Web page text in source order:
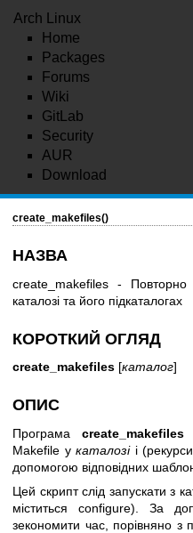
Arch Linux
Home
Packages
Forums
Wiki
GitLab
Security
AUR
Download
create_makefiles()
НАЗВА
create_makefiles -
каталозі та його підкаталогах
КОРОТКИЙ ОГЛЯД
create_makefiles [каталог]
ОПИС
Програма create_makefiles
Makefile укаталозіі
допомогою відповідних
Цей скрипт слід запускати з
міститься configure). За
зекономити час, порівняно з